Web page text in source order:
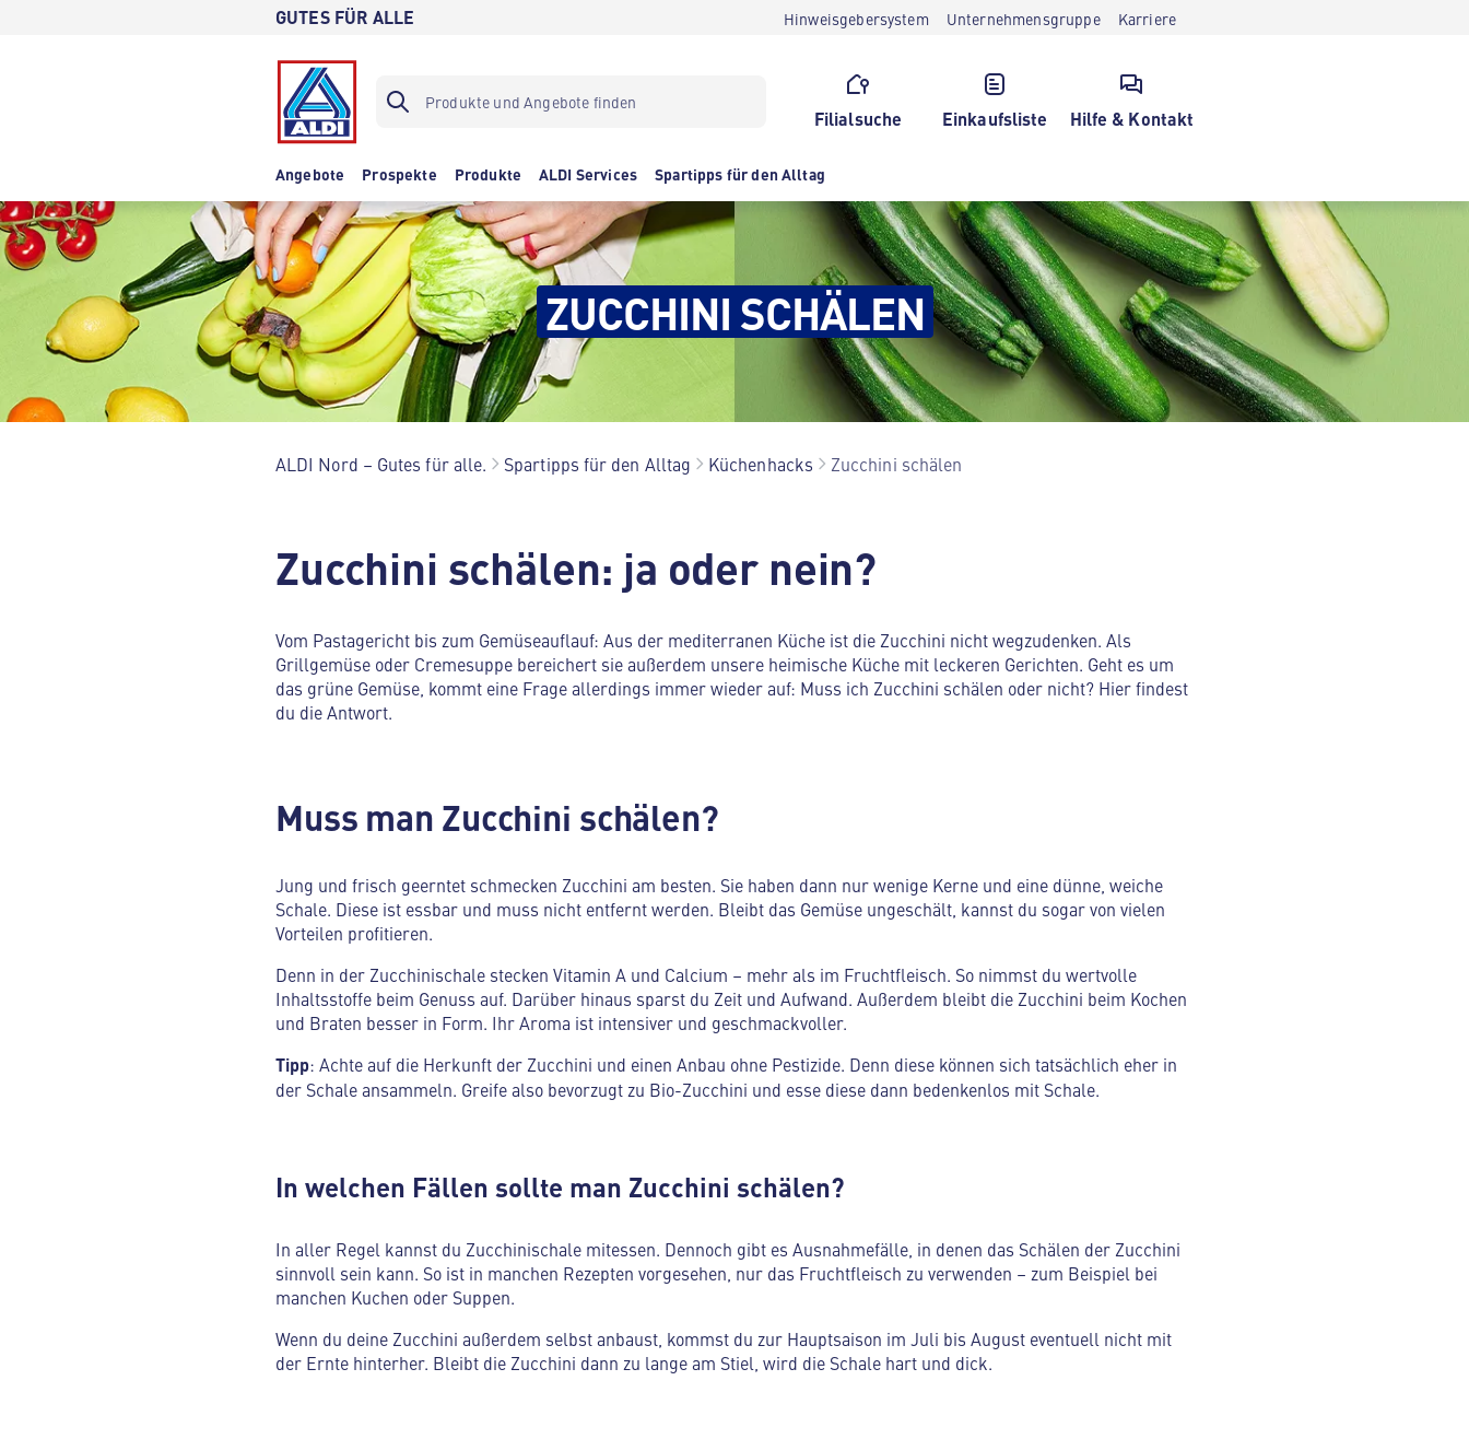
GUTES FÜR ALLE Hinweisgebersystem Unternehmensgruppe Karriere
Filialsuche Einkaufsliste Hilfe & Kontakt
Angebote Prospekte Produkte ALDI Services Spartipps für den Alltag
ZUCCHINI SCHÄLEN
ALDI Nord – Gutes für alle. Spartipps für den Alltag Küchenhacks Zucchini schälen
Zucchini schälen: ja oder nein?
Vom Pastagericht bis zum Gemüseauflauf: Aus der mediterranen Küche ist die Zucchini nicht wegzudenken. Als
Grillgemüse oder Cremesuppe bereichert sie außerdem unsere heimische Küche mit leckeren Gerichten. Geht es um
das grüne Gemüse, kommt eine Frage allerdings immer wieder auf: Muss ich Zucchini schälen oder nicht? Hier findest
du die Antwort.
Muss man Zucchini schälen?
Jung und frisch geerntet schmecken Zucchini am besten. Sie haben dann nur wenige Kerne und eine dünne, weiche
Schale. Diese ist essbar und muss nicht entfernt werden. Bleibt das Gemüse ungeschält, kannst du sogar von vielen
Vorteilen profitieren.
Denn in der Zucchinischale stecken Vitamin A und Calcium – mehr als im Fruchtfleisch. So nimmst du wertvolle
Inhaltsstoffe beim Genuss auf. Darüber hinaus sparst du Zeit und Aufwand. Außerdem bleibt die Zucchini beim Kochen
und Braten besser in Form. Ihr Aroma ist intensiver und geschmackvoller.
Tipp: Achte auf die Herkunft der Zucchini und einen Anbau ohne Pestizide. Denn diese können sich tatsächlich eher in
der Schale ansammeln. Greife also bevorzugt zu Bio-Zucchini und esse diese dann bedenkenlos mit Schale.
In welchen Fällen sollte man Zucchini schälen?
In aller Regel kannst du Zucchinischale mitessen. Dennoch gibt es Ausnahmefälle, in denen das Schälen der Zucchini
sinnvoll sein kann. So ist in manchen Rezepten vorgesehen, nur das Fruchtfleisch zu verwenden – zum Beispiel bei
manchen Kuchen oder Suppen.
Wenn du deine Zucchini außerdem selbst anbaust, kommst du zur Hauptsaison im Juli bis August eventuell nicht mit
der Ernte hinterher. Bleibt die Zucchini dann zu lange am Stiel, wird die Schale hart und dick.